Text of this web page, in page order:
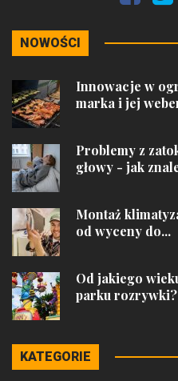
NOWOŚCI
Innowacje w
marka i jej
Problemy z
głowy - jak
Montaż
od wyceny do...
Od jakiego
parku
KATEGORIE